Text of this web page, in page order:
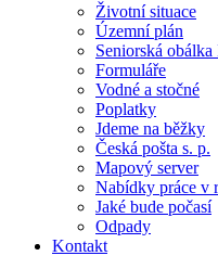
Životní situace
Územní plán
Seniorská
Formuláře
Vodné a stočné
Poplatky
Jdeme na běžky
Česká pošta s. p.
Mapový server
Nabídky práce v
Jaké bude počasí
Odpady
Kontakt